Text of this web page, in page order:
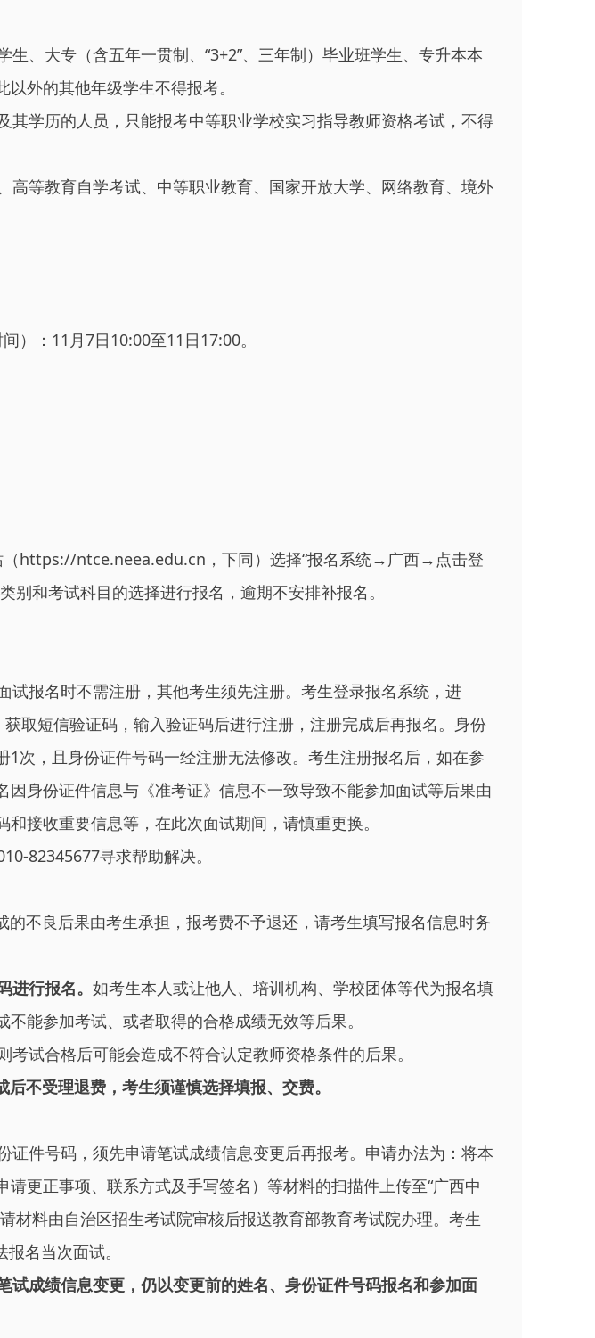
、大专（含五年一贯制、“3+2”、三年制）毕业班学生、专升本本
外的其他年级学生不得报考。
其学历的人员，只能报考中等职业学校实习指导教师资格考试，不得
高等教育自学考试、中等职业教育、国家开放大学、网络教育、境外
）：11月7日10:00至11日17:00。
（https://ntce.neea.edu.cn，下同）选择“报名系统→广西→点击登
和考试科目的选择进行报名，逾期不安排补报名。
报名时不需注册，其他考生须先注册。考生登录报名系统，进
取短信验证码，输入验证码后进行注册，注册完成后再报名。身份
次，且身份证件号码一经注册无法修改。考生注册报名后，如在参
身份证件信息与《准考证》信息不一致导致不能参加面试等后果由
接收重要信息等，在此次面试期间，请慎重更换。
82345677寻求帮助解决。
不良后果由考生承担，报考费不予退还，请考生填写报名信息时务
进行报名。 如考生本人或让他人、培训机构、学校团体等代为报名填
能参加考试、或者取得的合格成绩无效等后果。
试合格后可能会造成不符合认定教师资格条件的后果。
不受理退费，考生须谨慎选择填报、交费。
件号码，须先申请笔试成绩信息变更后再报考。申请办法为：将本
更正事项、联系方式及手写签名）等材料的扫描件上传至“广西中
材料由自治区招生考试院审核后报送教育部教育考试院办理。考生
名当次面试。
成绩信息变更，仍以变更前的姓名、身份证件号码报名和参加面